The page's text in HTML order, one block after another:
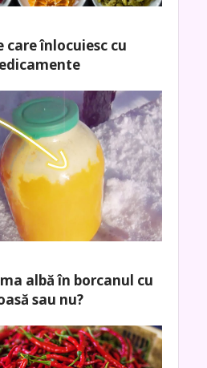
înlocuiesc cu
albă în borcanul cu
sau nu?